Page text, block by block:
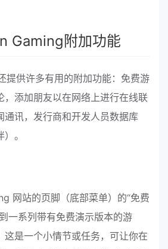
Gaming附加功能
提供许多有用的附加功能：免费游
，添加朋友以在网络上进行在线联
通讯，发行商和开发人员数据库
。
网站的页脚（底部菜单）的“免费
一系列带有免费演示版本的游
这是一个小情节或任务，可让你在